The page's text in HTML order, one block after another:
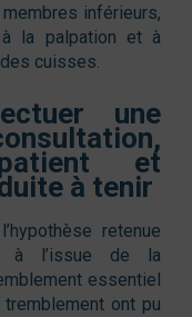
inférieurs,
la palpation et à
cuisses.
une
et
à tenir
retenue
à l’issue de la
essentiel
ont pu